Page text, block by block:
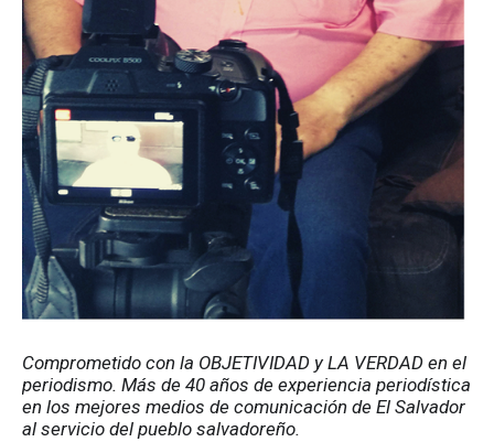
Comprometido con la OBJETIVIDAD y LA VERDAD en el
periodismo. Más de 40 años de experiencia periodística
en los mejores medios de comunicación de El Salvador
al servicio del pueblo salvadoreño.